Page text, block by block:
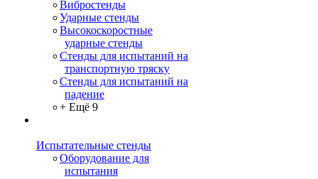
Вибростенды
Ударные стенды
Высокоскоростные
ударные стенды
Стенды для испытаний на
транспортную тряску
Стенды для испытаний на
падение
+ Ещё 9
Испытательные стенды
Оборудование для
испытания